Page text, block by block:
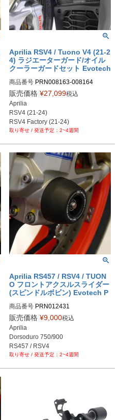
Aprilia RSV4 / Tuono V4 (21-2
4) ラジエーターガード/オイル
クーラーガードセット Evotech
商品番号 PRN008163-008164
PRN008163-008164-01
PRN008163-008164-02
PRN008163-008164-03
PRN008163-008164-04
販売価格 ¥27,099税込
Aprilia
RSV4 (21-24)
RSV4 Factory (21-24)
Tuono V4 (21-24) 2~4週間
Aprilia RS457 / RSV4 / TUON
O フロントアクスルスライダー
(スピンドルボビン) Evotech P
商品番号 PRN012431
PRN012431-01
PRN012431-02
PRN012431-03
PRN012431-04
PRN012431-05
PRN012431-07
販売価格 ¥9,000税込
Aprilia
Dorsoduro 750/900
RS457 / RSV4
Shiver 750/900
2~4週間